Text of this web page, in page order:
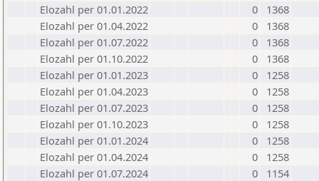
Elozahl per 01.01.2022
0
1368
Elozahl per 01.04.2022
0
1368
Elozahl per 01.07.2022
0
1368
Elozahl per 01.10.2022
0
1368
Elozahl per 01.01.2023
0
1258
Elozahl per 01.04.2023
0
1258
Elozahl per 01.07.2023
0
1258
Elozahl per 01.10.2023
0
1258
Elozahl per 01.01.2024
0
1258
Elozahl per 01.04.2024
0
1258
Elozahl per 01.07.2024
0
1154